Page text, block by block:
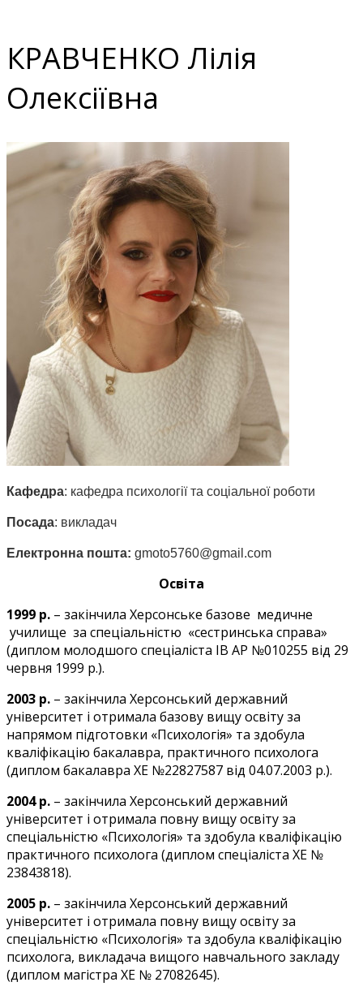
КРАВЧЕНКО Лілія
Олексіївна
Кафедра: кафедра психології та соціальної роботи
Посада: викладач
Електронна пошта: gmoto5760@gmail.com
Освіта
1999 р. – закінчила Херсонське базове медичне
училище за спеціальністю «сестринська справа»
(диплом молодшого спеціаліста ІВ АР №010255 від 29
червня 1999 р.).
2003 р. – закінчила Херсонський державний
університет і отримала базову вищу освіту за
напрямом підготовки «Психологія» та здобула
кваліфікацію бакалавра, практичного психолога
(диплом бакалавра ХЕ №22827587 від 04.07.2003 р.).
2004р. – закінчила Херсонський державний
університет і отримала повну вищу освіту за
спеціальністю «Психологія» та здобула кваліфікацію
практичного психолога (диплом спеціаліста ХЕ №
23843818).
2005 р. – закінчила Херсонський державний
університет і отримала повну вищу освіту за
спеціальністю «Психологія» та здобула кваліфікацію
психолога, викладача вищого навчального закладу
(диплом магістра ХЕ № 27082645).